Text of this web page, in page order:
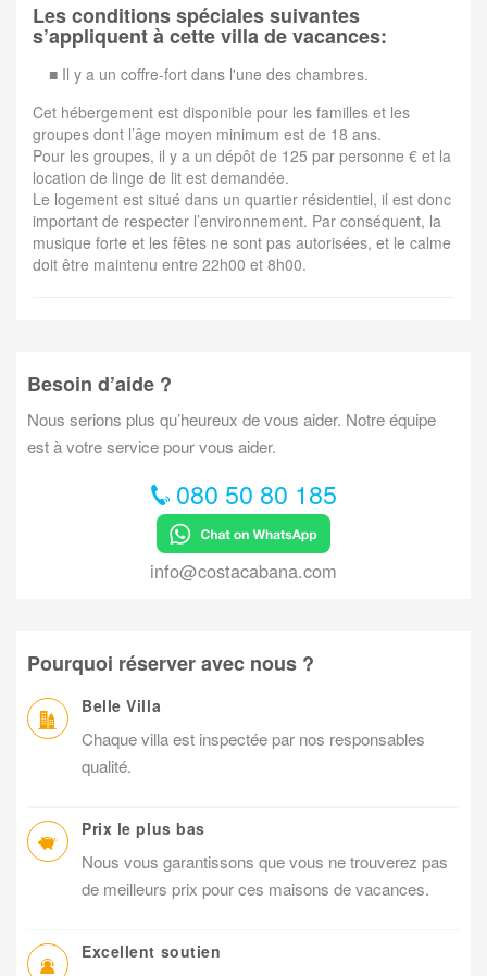
Les conditions spéciales suivantes
s’appliquent à cette villa de vacances:
■ Il y a un coffre-fort dans l'une des chambres.
Cet hébergement est disponible pour les familles et les
groupes dont l’âge moyen minimum est de 18 ans.
Pour les groupes, il y a un dépôt de 125 par personne € et la
location de linge de lit est demandée.
Le logement est situé dans un quartier résidentiel, il est donc
important de respecter l’environnement. Par conséquent, la
musique forte et les fêtes ne sont pas autorisées, et le calme
doit être maintenu entre 22h00 et 8h00.
Besoin d’aide ?
Nous serions plus qu’heureux de vous aider. Notre équipe
est à votre service pour vous aider.
080 50 80 185
info@costacabana.com
Pourquoi réserver avec nous ?
Belle Villa
Chaque villa est inspectée par nos responsables
qualité.
Prix le plus bas
Nous vous garantissons que vous ne trouverez pas
de meilleurs prix pour ces maisons de vacances.
Excellent soutien